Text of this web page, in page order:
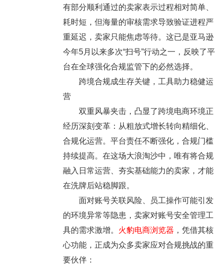
有部分顺利通过的卖家表示过程相对简单、
耗时短，但海量的审核需求导致验证进程严
重延迟，卖家只能焦虑等待。这已是亚马逊
今年5月以来多次“扫号”行动之一，反映了平
台在全球强化合规监管下的必然选择。
跨境合规成生存关键，工具助力稳健运
营
双重风暴夹击，凸显了跨境电商环境正
经历深刻变革：从粗放式增长转向精细化、
合规化运营。平台责任不断强化，合规门槛
持续提高。在这场大浪淘沙中，唯有将合规
融入日常运营、夯实基础能力的卖家，才能
在洗牌后站稳脚跟。
面对账号关联风险、员工操作可能引发
的环境异常等隐患，卖家对账号安全管理工
具的需求激增。 火豹电商浏览器 ，凭借其核
心功能，正成为众多卖家应对合规挑战的重
要伙伴：